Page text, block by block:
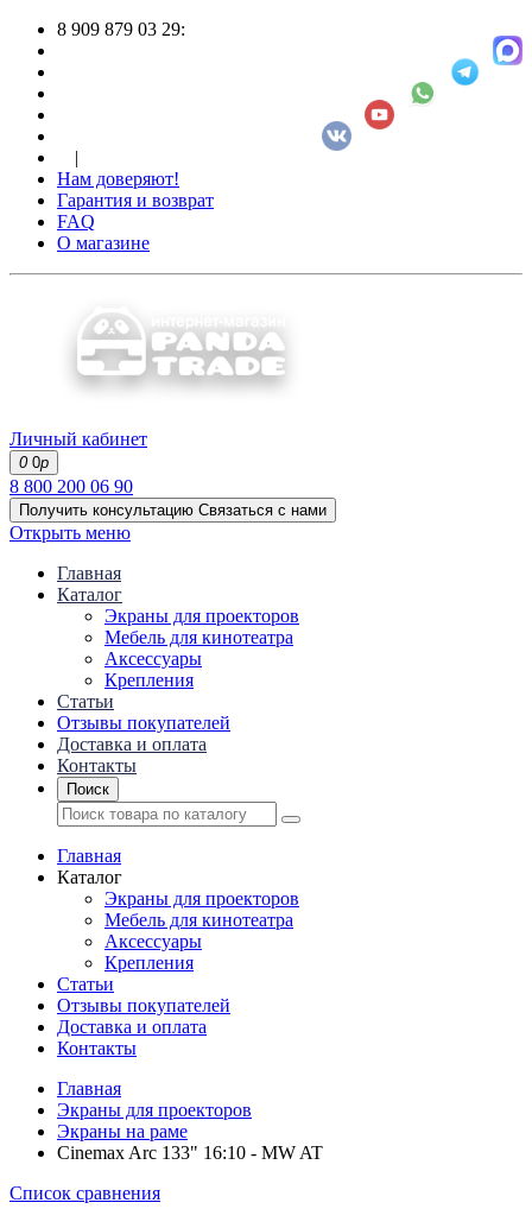
8 909 879 03 29:
|
Нам доверяют!
Гарантия и возврат
FAQ
О магазине
Личный кабинет
0 0р
8 800 200 06 90
Получить консультацию Связаться с нами
Открыть меню
Главная
Каталог
Экраны для проекторов
Mебель для кинотеатра
Аксессуары
Крепления
Статьи
Отзывы покупателей
Доставка и оплата
Контакты
Поиск
Главная
Каталог
Экраны для проекторов
Mебель для кинотеатра
Аксессуары
Крепления
Статьи
Отзывы покупателей
Доставка и оплата
Контакты
Главная
Экраны для проекторов
Экраны на раме
Cinemax Arc 133" 16:10 - MW AT
Список сравнения